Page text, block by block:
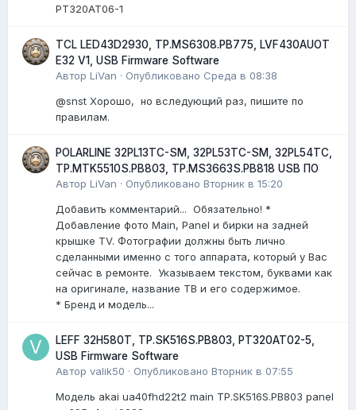
PT320AT06-1
TCL LED43D2930, TP.MS6308.PB775, LVF430AUOT
E32 V1, USB Firmware Software
Автор LiVan · Опубликовано Среда в 08:38
@snst Хорошо, но вследующий раз, пишите по
правилам.
POLARLINE 32PL13TC-SM, 32PL53TC-SM, 32PL54TC,
TP.MTK5510S.PB803, TP.MS3663S.PB818 USB ПО
Автор LiVan · Опубликовано Вторник в 15:20
Добавить комментарий... Обязательно! *
Добавление фото Main, Panel и бирки на задней
крышке TV. Фотографии должны быть лично
сделанными именно с того аппарата, который у Вас
сейчас в ремонте. Указываем текстом, буквами как
на оригинале, название ТВ и его содержимое.
* Бренд и модель...
LEFF 32H580T, TP.SK516S.PB803, PT320AT02-5,
USB Firmware Software
Автор valik50 · Опубликовано Вторник в 07:55
Модель akai ua40fhd22t2 main TP.SK516S.PB803 panel